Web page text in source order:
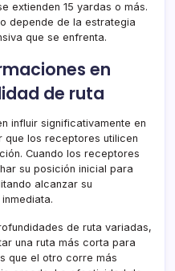
extienden 15 yardas o más.
depende de la estrategia
que se enfrenta.
en
de ruta
influir significativamente en
que los receptores utilicen
Cuando los receptores
su posición inicial para
alcanzar su
de ruta variadas,
una ruta más corta para
que el otro corre más